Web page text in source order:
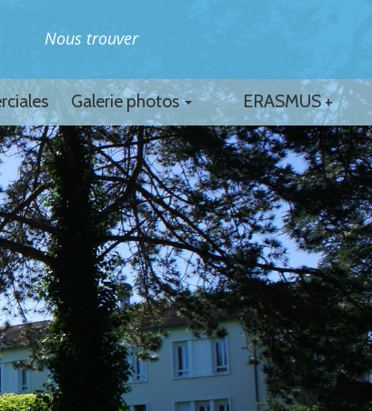
Nous trouver
Galerie photos ERASMUS +